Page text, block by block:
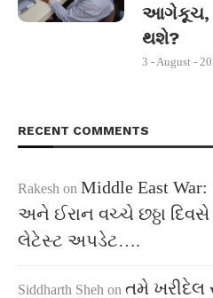
આગેકૂચ,
થશે?
3 - August -
RECENT COMMENTS
Rakesh on Middle East
અને ઈરાન વચ્ચે છઠ્ઠા
લેટેસ્ટ અપડેટ….
Siddharth Sheh on તમે ખરીદેલ